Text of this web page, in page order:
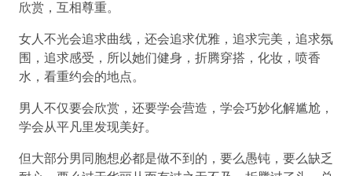
欣赏，互相尊重。
女人不光会追求曲线，还会追求优雅，追求完美，追求氛
围，追求感受，所以她们健身，折腾穿搭，化妆，喷香
水，看重约会的地点。
男人不仅要会欣赏，还要学会营造，学会巧妙化解尴尬，
学会从平凡里发现美好。
但大部分男同胞想必都是做不到的，要么愚钝，要么缺乏